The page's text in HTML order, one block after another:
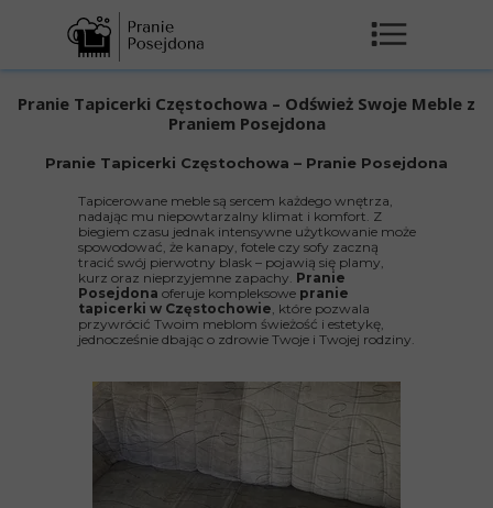
Pranie Tapicerki Częstochowa – Odśwież Swoje Meble z
Praniem Posejdona
Pranie Tapicerki Częstochowa – Pranie Posejdona
Tapicerowane meble są sercem każdego wnętrza,
nadając mu niepowtarzalny klimat i komfort. Z
biegiem czasu jednak intensywne użytkowanie może
spowodować, że kanapy, fotele czy sofy zaczną
tracić swój pierwotny blask – pojawią się plamy,
kurz oraz nieprzyjemne zapachy. Pranie
Posejdona oferuje kompleksowe pranie
tapicerki w Częstochowie, które pozwala
przywrócić Twoim meblom świeżość i estetykę,
jednocześnie dbając o zdrowie Twoje i Twojej rodziny.